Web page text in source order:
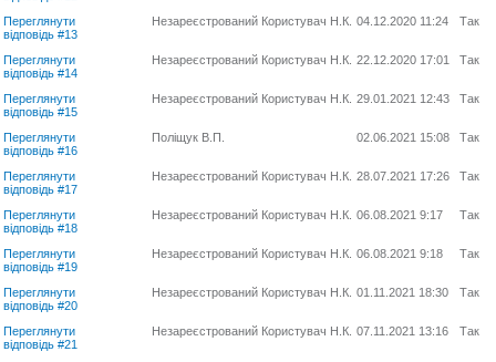
Переглянути
відповідь #13
Незареєстрований Користувач Н.К. 04.12.2020 11:24 Так
Переглянути
відповідь #14
Незареєстрований Користувач Н.К. 22.12.2020 17:01 Так
Переглянути
відповідь #15
Незареєстрований Користувач Н.К. 29.01.2021 12:43 Так
Переглянути
відповідь #16
Поліщук В.П. 02.06.2021 15:08 Так
Переглянути
відповідь #17
Незареєстрований Користувач Н.К. 28.07.2021 17:26 Так
Переглянути
відповідь #18
Незареєстрований Користувач Н.К. 06.08.2021 9:17 Так
Переглянути
відповідь #19
Незареєстрований Користувач Н.К. 06.08.2021 9:18 Так
Переглянути
відповідь #20
Незареєстрований Користувач Н.К. 01.11.2021 18:30 Так
Переглянути
відповідь #21
Незареєстрований Користувач Н.К. 07.11.2021 13:16 Так